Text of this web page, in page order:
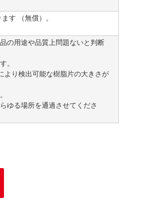
す （無償）。
の用途や品質上問題ないと判断
。
より検出可能な樹脂片の大きさが
ゆる場所を通過させてくださ